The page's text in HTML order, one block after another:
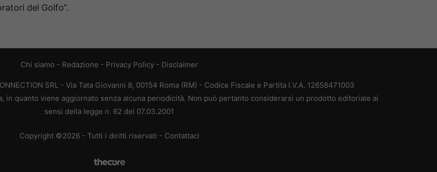
del Golfo”.
Chi siamo - Redazione - Privacy Policy - Disclaimer
SRL - Via Tata Giovanni 8, 00154 Roma (RM) - Codice Fiscale e Partita I.V.A. 12658471003
in quanto viene aggiornato senza alcuna periodicità. Non può pertanto considerarsi un prodotto editoriale ai
sensi della legge n. 62 del 07.03.2001
Copyright ©2026 - Tutti i diritti riservati - Contattaci